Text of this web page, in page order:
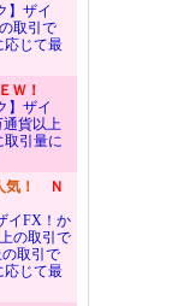
】ザイ
取引で
応じて最
Ｗ！
】ザイ
貨以上
取引量に
気！
Ｎ
イFX！か
の取引で
取引で
応じて最